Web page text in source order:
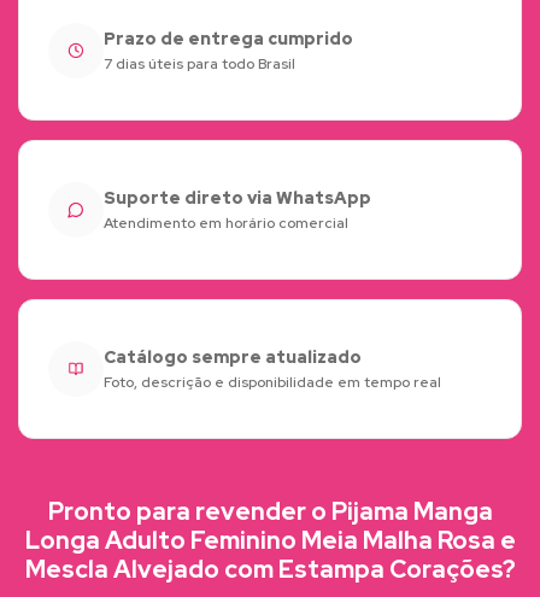
Prazo de entrega cumprido
7 dias úteis para todo Brasil
Suporte direto via WhatsApp
Atendimento em horário comercial
Catálogo sempre atualizado
Foto, descrição e disponibilidade em tempo real
Pronto para revender o Pijama Manga
Longa Adulto Feminino Meia Malha Rosa e
Mescla Alvejado com Estampa Corações?